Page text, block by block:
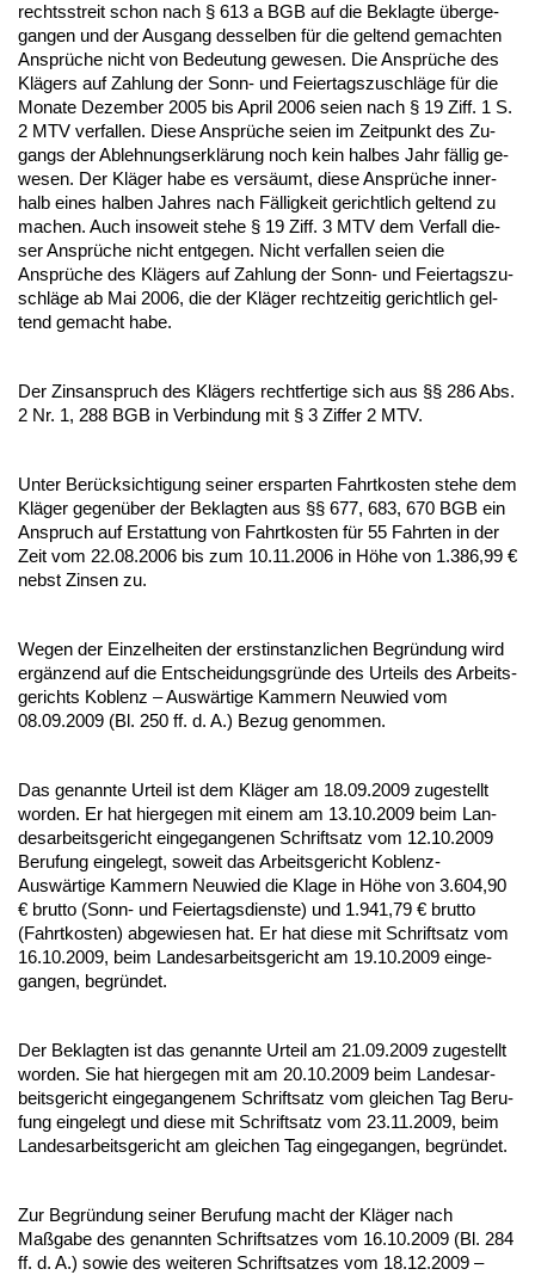
rechts­streit schon nach § 613 a BGB auf die Be­klag­te über­ge­
gan­gen und der Aus­gang des­sel­ben für die gel­tend ge­mach­ten
Ansprüche nicht von Be­deu­tung ge­we­sen. Die Ansprüche des
Klägers auf Zah­lung der Sonn- und Fei­er­tags­zu­schläge für die
Mo­na­te De­zem­ber 2005 bis April 2006 sei­en nach § 19 Ziff. 1 S.
2 MTV ver­fal­len. Die­se Ansprüche sei­en im Zeit­punkt des Zu­
gangs der Ab­leh­nungs­erklärung noch kein hal­bes Jahr fällig ge­
we­sen. Der Kläger ha­be es versäumt, die­se Ansprüche in­ner­
halb ei­nes hal­ben Jah­res nach Fällig­keit ge­richt­lich gel­tend zu
ma­chen. Auch in­so­weit ste­he § 19 Ziff. 3 MTV dem Ver­fall die­
ser Ansprüche nicht ent­ge­gen. Nicht ver­fal­len sei­en die
Ansprüche des Klägers auf Zah­lung der Sonn- und Fei­er­tags­zu­
schläge ab Mai 2006, die der Kläger recht­zei­tig ge­richt­lich gel­
tend ge­macht ha­be.
Der Zins­an­spruch des Klägers recht­fer­ti­ge sich aus §§ 286 Abs.
2 Nr. 1, 288 BGB in Ver­bin­dung mit § 3 Zif­fer 2 MTV.
Un­ter Berück­sich­ti­gung sei­ner er­spar­ten Fahrt­kos­ten ste­he dem
Kläger ge­genüber der Be­klag­ten aus §§ 677, 683, 670 BGB ein
An­spruch auf Er­stat­tung von Fahrt­kos­ten für 55 Fahr­ten in der
Zeit vom 22.08.2006 bis zum 10.11.2006 in Höhe von 1.386,99 €
nebst Zin­sen zu.
We­gen der Ein­zel­hei­ten der erst­in­stanz­li­chen Be­gründung wird
ergänzend auf die Ent­schei­dungs­gründe des Ur­teils des Ar­beits­
ge­richts Ko­blenz – Auswärti­ge Kam­mern Neu­wied vom
08.09.2009 (Bl. 250 ff. d. A.) Be­zug ge­nom­men.
Das ge­nann­te Ur­teil ist dem Kläger am 18.09.2009 zu­ge­stellt
wor­den. Er hat hier­ge­gen mit ei­nem am 13.10.2009 beim Lan­
des­ar­beits­ge­richt ein­ge­gan­ge­nen Schrift­satz vom 12.10.2009
Be­ru­fung ein­ge­legt, so­weit das Ar­beits­ge­richt Ko­blenz-
Auswärti­ge Kam­mern Neu­wied die Kla­ge in Höhe von 3.604,90
€ brut­to (Sonn- und Fei­er­tags­diens­te) und 1.941,79 € brut­to
(Fahrt­kos­ten) ab­ge­wie­sen hat. Er hat die­se mit Schrift­satz vom
16.10.2009, beim Lan­des­ar­beits­ge­richt am 19.10.2009 ein­ge­
gan­gen, be­gründet.
Der Be­klag­ten ist das ge­nann­te Ur­teil am 21.09.2009 zu­ge­stellt
wor­den. Sie hat hier­ge­gen mit am 20.10.2009 beim Lan­des­ar­
beits­ge­richt ein­ge­gan­ge­nem Schrift­satz vom glei­chen Tag Be­ru­
fung ein­ge­legt und die­se mit Schrift­satz vom 23.11.2009, beim
Lan­des­ar­beits­ge­richt am glei­chen Tag ein­ge­gan­gen, be­gründet.
Zur Be­gründung sei­ner Be­ru­fung macht der Kläger nach
Maßga­be des ge­nann­ten Schrift­sat­zes vom 16.10.2009 (Bl. 284
ff. d. A.) so­wie des wei­te­ren Schrift­sat­zes vom 18.12.2009 –